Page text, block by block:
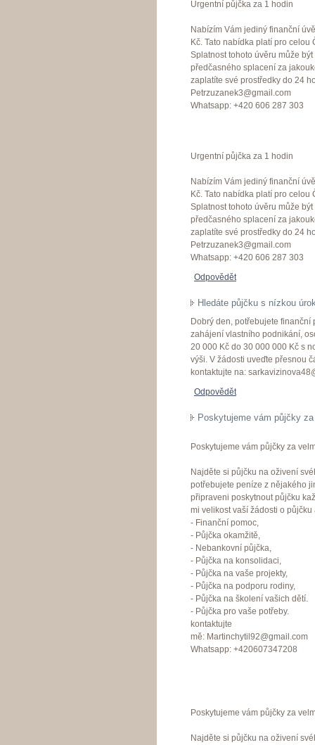
Urgentní půjčka za 1 hodin
Nabízím Vám jediný finanční
Kč. Tato nabídka platí pro
Splatnost tohoto úvěru může
předčasného splacení za
zaplatíte své prostředky do 24
Petrzuzanek3@gmail.com
Whatsapp: +420 606 287 303
Urgentní půjčka za 1 hodin
Nabízím Vám jediný finanční
Kč. Tato nabídka platí pro
Splatnost tohoto úvěru může
předčasného splacení za
zaplatíte své prostředky do 24
Petrzuzanek3@gmail.com
Whatsapp: +420 606 287 303
Odpovědět
Hledáte půjčku s nízkou
Dobrý den, potřebujete
zahájení vlastního podnikání,
20 000 Kč do 30 000 000 Kč s
výši. V žádosti uveďte přesnou
kontaktujte na:
Odpovědět
Poskytujeme vám půjčky
Poskytujeme vám půjčky za
Najděte si půjčku na oživení
potřebujete peníze z nějakého
připraveni poskytnout půjčku
mi velikost vaší žádosti o
- Finanční pomoc,
- Půjčka okamžitě,
- Nebankovní půjčka,
- Půjčka na konsolidaci,
- Půjčka na vaše projekty,
- Půjčka na podporu rodiny,
- Půjčka na školení vašich dětí.
- Půjčka pro vaše potřeby.
kontaktujte
mě: Martinchytil92@gmail.com
Whatsapp: +420607347208
Poskytujeme vám půjčky za
Najděte si půjčku na oživení